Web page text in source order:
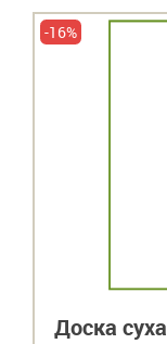
-16%
Доска